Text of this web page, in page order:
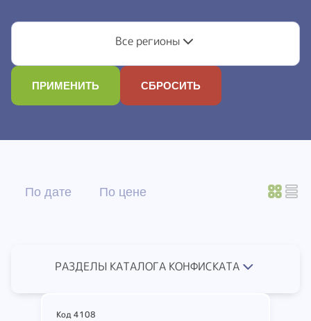
Все регионы
По дате По цене
РАЗДЕЛЫ КАТАЛОГА КОНФИСКАТА
Код 4108